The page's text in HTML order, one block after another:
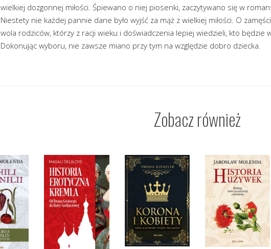
wielkiej dozgonnej miłości. Śpiewano o niej piosenki, zaczytywano się w
Niestety nie każdej pannie dane było wyjść za mąż z wielkiej miłości. O
wola rodziców, którzy z racji wieku i doświadczenia lepiej wiedzieli, kto będzie
Dokonując wyboru, nie zawsze miano przy tym na względzie dobro dziecka.
Zobacz również